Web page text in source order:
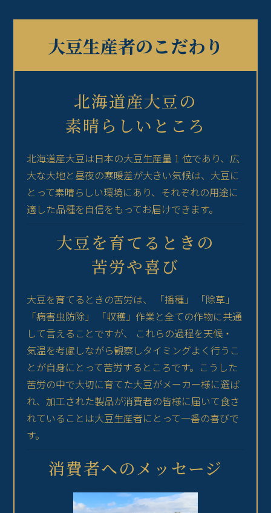
大豆生産者のこだわり
北海道産大豆の
素晴らしいところ
北海道産大豆は日本の大豆生産量 1 位であり、広
大な大地と昼夜の寒暖差が大きい気候は、大豆に
とって素晴らしい環境にあり、それぞれの用途に
適した品種を自信をもってお届けできます。
大豆を育てるときの
苦労や喜び
大豆を育てるときの苦労は、 「播種」 「除草」
「病害虫防除」 「収穫」作業と全ての作物に共通
して言えることですが、 これらの過程を天候・
気温を考慮しながら観察しタイミングよく行うこ
とが自身にとって苦労するところです。こうした
苦労の中で大切に育てた大豆がメーカー様に選ば
れ、加工された製品が消費者の皆様に届いて食さ
れていることは大豆生産者にとって一番の喜びで
す。
消費者へのメッセージ